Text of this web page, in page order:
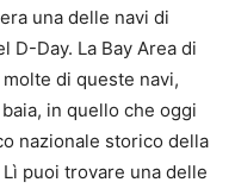
una delle navi di
D-Day. La Bay Area di
di queste navi,
in quello che oggi
nazionale storico della
puoi trovare una delle